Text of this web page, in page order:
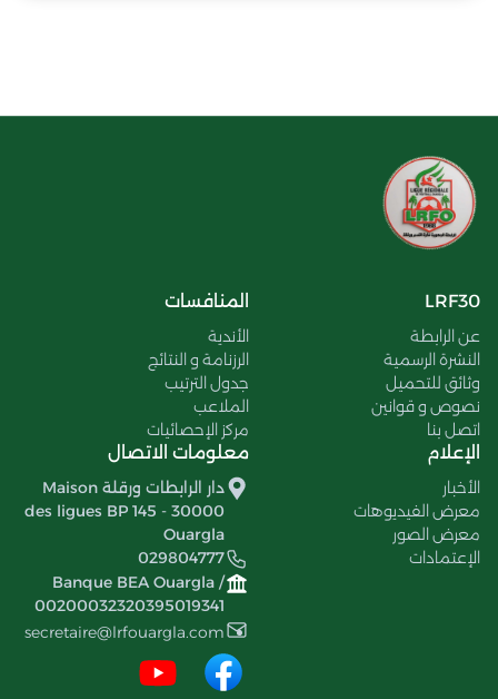
LRF30
عن الرابطة
النشرة الرسمية
وثائق للتحميل
نصوص و قوانين
اتصل بنا
المنافسات
الأندية
الرزنامة و النتائج
جدول الترتيب
الملاعب
مركز الإحصائيات
الإعلام
الأخبار
معرض الفيديوهات
معرض الصور
الإعتمادات
معلومات الاتصال
دار الرابطات ورقلة Maison
des ligues BP 145 - 30000
Ouargla
029804777
Banque BEA Ouargla /
00200032320395019341
secretaire@lrfouargla.com